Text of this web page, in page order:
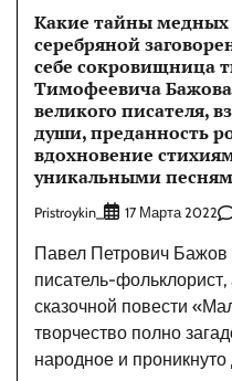
Какие тайны медных
серебряной
себе сокровищница
Тимофеевича
великого писателя,
души, преданность
вдохновение
уникальными
Pristroykin_ 17 Марта 2022
Павел Петрович Бажов
писатель-
сказочной повести
творчество полно
народное и